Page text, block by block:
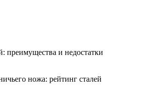
преимущества и недостатки
ножа: рейтинг сталей